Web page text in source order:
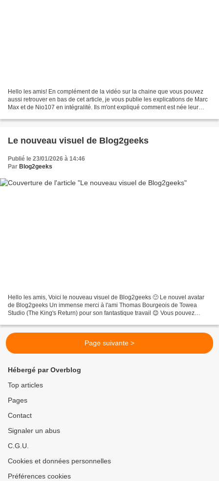
Hello les amis! En complément de la vidéo sur la chaine que vous pouvez
aussi retrouver en bas de cet article, je vous publie les explications de Marc
Max et de Nio107 en intégralité. Ils m'ont expliqué comment est née leur
Le nouveau visuel de Blog2geeks
Publié le 23/01/2026 à 14:46
Par Blog2geeks
Hello les amis, Voici le nouveau visuel de Blog2geeks 🙂 Le nouvel avatar
de Blog2geeks Un immense merci à l'ami Thomas Bourgeois de Towea
Studio (The King's Return) pour son fantastique travail 😊 Vous pouvez
Page suivante >
Hébergé par Overblog
Top articles
Pages
Contact
Signaler un abus
C.G.U.
Cookies et données personnelles
Préférences cookies